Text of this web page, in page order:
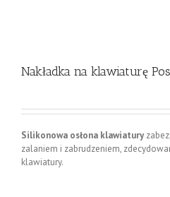
Nakładka na klawiaturę
Silikonowa osłona klawiatury
zalaniem i zabrudzeniem,
klawiatury.